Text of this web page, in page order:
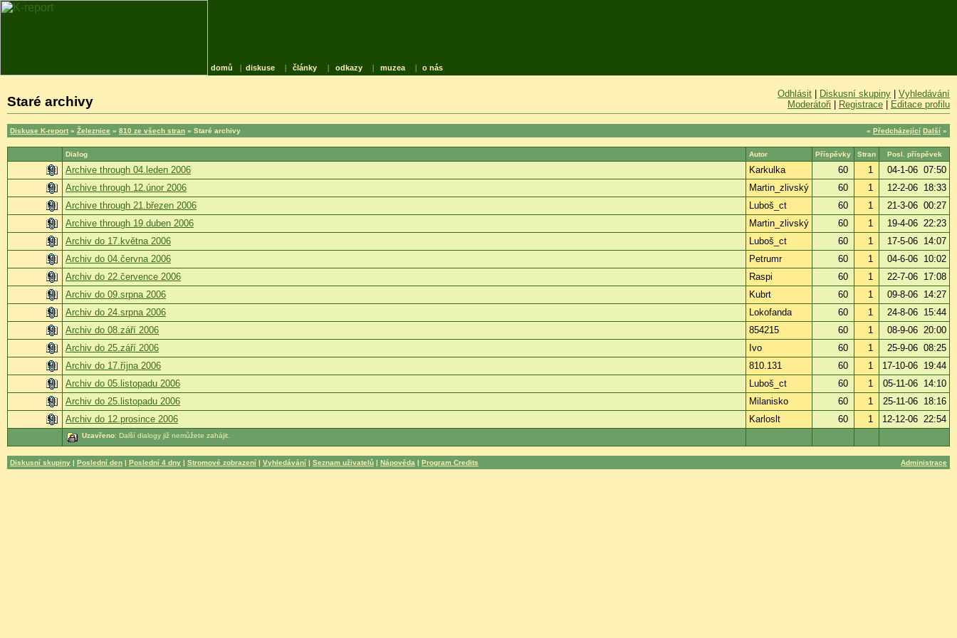
domů | diskuse | články | odkazy | muzea | o nás
Staré archivy
Odhlásit Diskusní skupiny
Vyhledávání
Moderátoři
Registrace Editace profilu
Diskuse K-report » Železnice » 810 ze všech stran » Staré archivy « Předcházející Další »
Dialog Autor Příspěvky Stran Posl. příspěvek
Archive through 04.leden 2006 Karkulka 60 1
04-1-06 07:50
Archive through 12.únor 2006
Martin_zlivský 60 1
12-2-06 18:33
Archive through 21.březen 2006
Luboš_ct 60 1
21-3-06 00:27
Archive through 19.duben 2006
Martin_zlivský 60 1
19-4-06 22:23
Archiv do 17.května 2006
Luboš_ct 60 1
17-5-06 14:07
Archiv do 04.června 2006
Petrumr 60 1
04-6-06 10:02
Archiv do 22.července 2006
Raspi 60 1
22-7-06 17:08
Archiv do 09.srpna 2006
Kubrt 60 1
09-8-06 14:27
Archiv do 24.srpna 2006
Lokofanda 60 1
24-8-06 15:44
Archiv do 08.září 2006
854215 60 1
08-9-06 20:00
Archiv do 25.září 2006
Ivo 60 1
25-9-06 08:25
Archiv do 17.října 2006
810.131 60 1
17-10-06 19:44
Archiv do 05.listopadu 2006
Luboš_ct 60 1
05-11-06 14:10
Archiv do 25.listopadu 2006
Milanisko 60 1
25-11-06 18:16
Archiv do 12.prosince 2006
Karloslt 60 1 12-12-06 22:54
Uzavřeno: Další dialogy již nemůžete zahájit.
Diskusní skupiny | Poslední den | Poslední 4 dny | Stromové zobrazení | Vyhledávání | Seznam uživatelů | Nápověda | Program Credits Administrace